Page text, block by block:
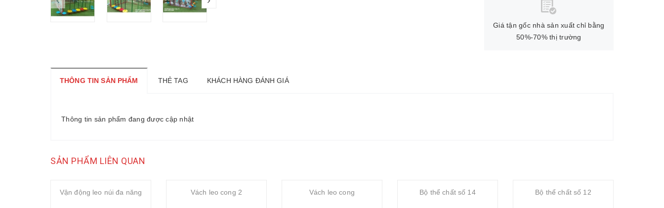
Giá tận gốc nhà sản xuất chỉ bằng
50%-70% thị trường
THÔNG TIN SẢN PHẨM THẺ TAG KHÁCH HÀNG ĐÁNH GIÁ
Thông tin sản phẩm đang được cập nhật
SẢN PHẨM LIÊN QUAN
Vận động leo núi đa năng Vách leo cong 2 Vách leo cong Bộ thể chất số 14 Bộ thể chất số 12